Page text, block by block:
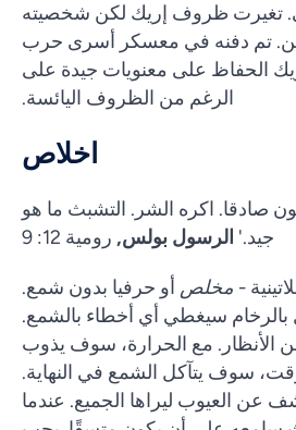
تغيرت ظروف إريك لكن شخصيته
تم دفنه في معسكر أسرى حرب
الحفاظ على معنويات جيدة على
الرغم من الظروف اليائسة.
اخلاص
صادقا. اكره الشر. التشبث ما هو
جيد.' الرسول بولس, رومية 12: 9
- مخلص أو حرفيا بدون شمع.
بالرخام سيغطي أي أخطاء بالشمع.
الأنظار. مع الحرارة، سوف يذوب
سوف يتآكل الشمع في النهاية.
عن العيوب ليراها الجميع. عندما